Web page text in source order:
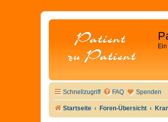
Schnellzugriff FAQ Spenden
Startseite Foren-Übersicht